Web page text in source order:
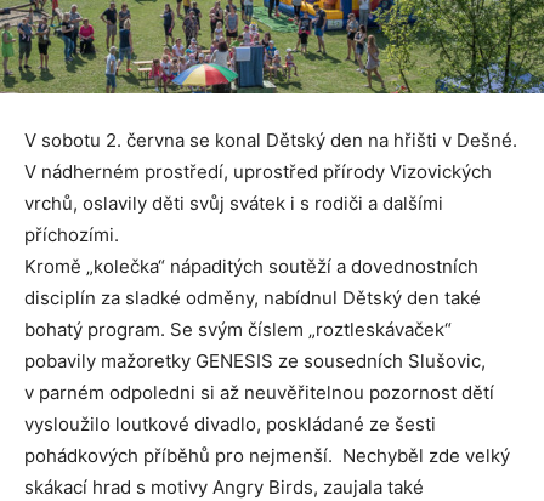
V sobotu 2. června se konal Dětský den na hřišti v Dešné.
V nádherném prostředí, uprostřed přírody Vizovických
vrchů, oslavily děti svůj svátek i s rodiči a dalšími
příchozími.
Kromě „kolečka“ nápaditých soutěží a dovednostních
disciplín za sladké odměny, nabídnul Dětský den také
bohatý program. Se svým číslem „roztleskávaček“
pobavily mažoretky GENESIS ze sousedních Slušovic,
v parném odpoledni si až neuvěřitelnou pozornost dětí
vysloužilo loutkové divadlo, poskládané ze šesti
pohádkových příběhů pro nejmenší. Nechyběl zde velký
skákací hrad s motivy Angry Birds, zaujala také